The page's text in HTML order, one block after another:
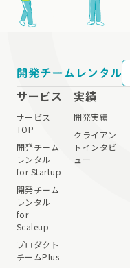
サービス
サービス
TOP
開発チーム
レンタル
for Startup
開発チーム
レンタル
for
Scaleup
プロダクト
チームPlus
実績
開発実績
クライアン
トインタビ
ュー